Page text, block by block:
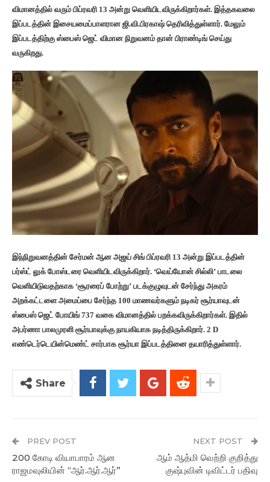
விமானத்தில் வரும் பிப்ரவரி 13 அன்று வெளியிடவிருக்கிறார்கள். இத்தகவலை
இப்படத்தின் இசையமைப்பாளரான ஜி.வி.பிரகாஷ் தெரிவித்துள்ளார். மேலும்
இப்படத்திற்கு ஸ்பைஸ் ஜெட் விமான நிறுவனம் தான் பிராண்டிங் செய்து
வருகிறது.
இந்நிறுவனத்தின் சேர்மன் ஆன அஜய் சிங் பிப்ரவரி 13 அன்று இப்படத்தின்
பர்ஸ்ட் லுக் போஸ்டரை வெளியிடவிருக்கிறார். ‘வெய்யோன் சில்லி’ பாடலை
வெளியிடுவதற்காக ‘சூரரைப் போற்று’ படக்குழுவுடன் சேர்ந்து அகரம்
அறக்கட்டளை அமைப்பை சேர்ந்த 100 மாணவர்களும் நடிகர் சூர்யாவுடன்
ஸ்பைஸ் ஜெட் போயிங் 737 வகை விமானத்தில் பறக்கவிருக்கிறார்கள். இதில்
அபர்ணா பாலமுரளி சூர்யாவுக்கு நாயகியாக நடித்திருக்கிறார். 2 D
எண்டெர்டெயின்மெண்ட் சார்பாக சூர்யா இப்படத்தினை தயாரித்துள்ளார்.
Share
PREV POST
200 கோடி வியாபாரம் ஆன
ராஜமவுலியின் “ஆர்.ஆர்.ஆர்”
NEXT POST
ஆம் ஆத்மி வெற்றி குறித்து
குஷ்புவின் டிவிட்டர் பதிவு